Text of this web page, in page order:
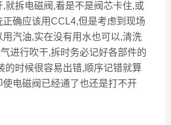
就拆电磁阀,看是不是阀芯卡住,或
确应该用CCL4,但是考虑到现场
汽油,实在没有用水也可以,清洗
进行吹干,拆时务必记好各部件的
的时候很容易出错,顺序记错就算
电磁阀已经通了也还是打不开